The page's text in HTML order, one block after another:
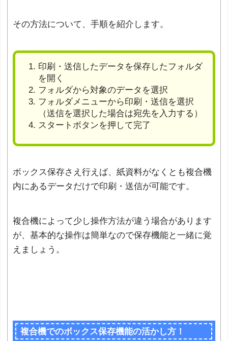
その方法について、手順を紹介します。
印刷・送信したデータを保存したフォルダ
を開く
フォルダから対象のデータを選択
フォルダメニューから印刷・送信を選択
（送信を選択した場合は宛先を入力する）
スタートボタンを押して完了
ボックス保存さえ行えば、紙資料がなくとも複合機
内にあるデータだけで印刷・送信が可能です。
複合機によって少し操作方法が違う場合があります
が、基本的な操作は簡単なので保存機能と一緒に覚
えましょう。
複合機でのボックス保存機能の活かし方！